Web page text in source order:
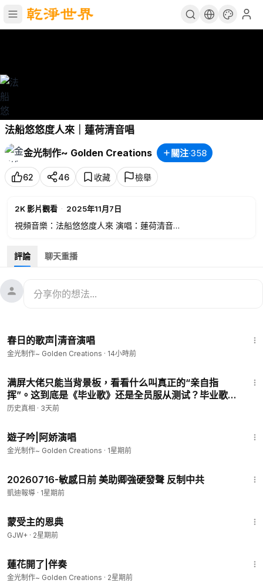
法船悠悠度人來｜蓮荷清音唱
金光制作~ Golden Creations
關注·358
62 46 收藏 檢舉
2K影片觀看 · 2025年11月7日
視頻音樂：法船悠悠度人來 演唱：蓮荷清音
視頻：金光製作
素材：明慧網 正見網
歌詞：
万古天门几时开？
春风拂晓洪吟台！
法船悠悠度人来。
一本书，一声爱，
一腔心血育三才！
万古天门今日开，
法船满载众生来。
評論 聊天重播
春日的歌声|清音演唱
金光制作~ Golden Creations · 14小時前
满屏大佬只能当背景板，看看什么叫真正的“亲自指
挥”。这到底是《毕业歌》还是全员服从测试？毕业歌还
是顺从歌？长者带队示范“全员对齐”！以为是合唱《毕
敢走音？#罕见历史资料大全库
历史真相 · 3天前
遊子吟|阿娇演唱
金光制作~ Golden Creations · 1星期前
20260716-敏感日前 美助卿強硬發聲 反制中共
凱迪報導 · 1星期前
蒙受主的恩典
GJW+ · 2星期前
蓮花開了|伴奏
金光制作~ Golden Creations · 2星期前